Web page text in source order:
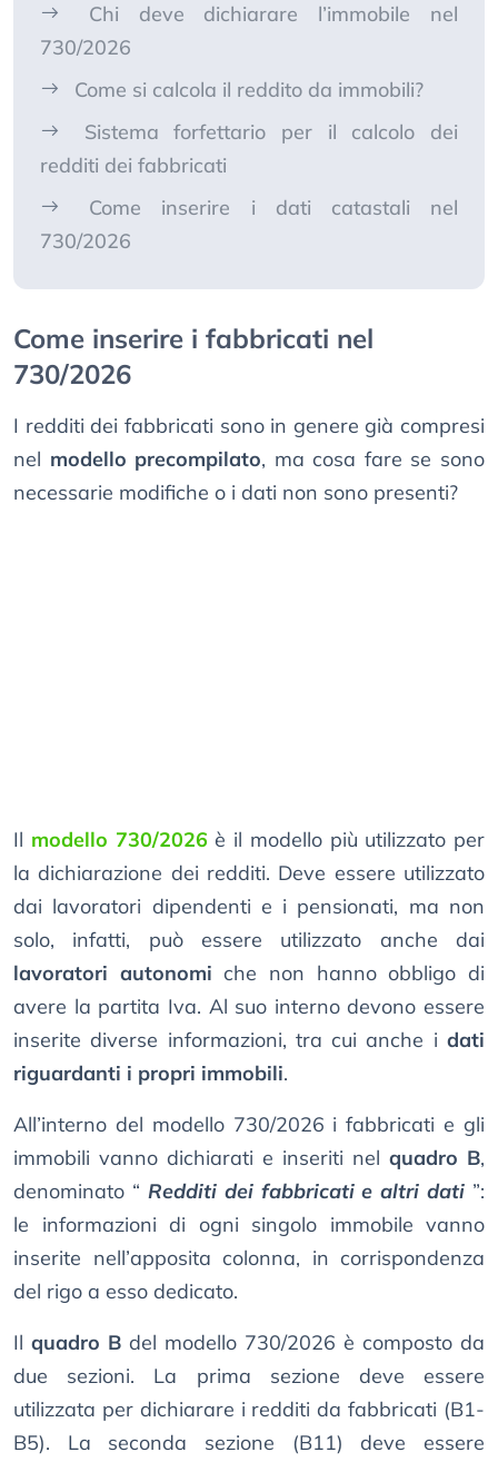
Chi deve dichiarare l’immobile nel
730/2026
Come si calcola il reddito da immobili?
Sistema forfettario per il calcolo dei
redditi dei fabbricati
Come inserire i dati catastali nel
730/2026
Come inserire i fabbricati nel
730/2026
I redditi dei fabbricati sono in genere già compresi
nel modello precompilato, ma cosa fare se sono
necessarie modifiche o i dati non sono presenti?
Il modello 730/2026 è il modello più utilizzato per
la dichiarazione dei redditi. Deve essere utilizzato
dai lavoratori dipendenti e i pensionati, ma non
solo, infatti, può essere utilizzato anche dai
lavoratori autonomi che non hanno obbligo di
avere la partita Iva. Al suo interno devono essere
inserite diverse informazioni, tra cui anche i dati
riguardanti i propri immobili.
All’interno del modello 730/2026 i fabbricati e gli
immobili vanno dichiarati e inseriti nel quadro B,
denominato “ Redditi dei fabbricati e altri dati ”:
le informazioni di ogni singolo immobile vanno
inserite nell’apposita colonna, in corrispondenza
del rigo a esso dedicato.
Il quadro B del modello 730/2026 è composto da
due sezioni. La prima sezione deve essere
utilizzata per dichiarare i redditi da fabbricati (B1-
B5). La seconda sezione (B11) deve essere